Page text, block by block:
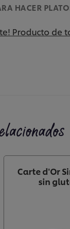
HACER
Producto de
Carte d'Or
sin